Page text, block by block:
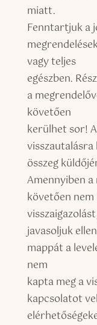
miatt.
Fenntartjuk a
vagy teljes
egészben.
a
követően
kerülhet sor!
visszautalásra
összeg
Amennyiben
követően
javasoljuk
mappát a
nem
kapta meg a
kapcsolatot